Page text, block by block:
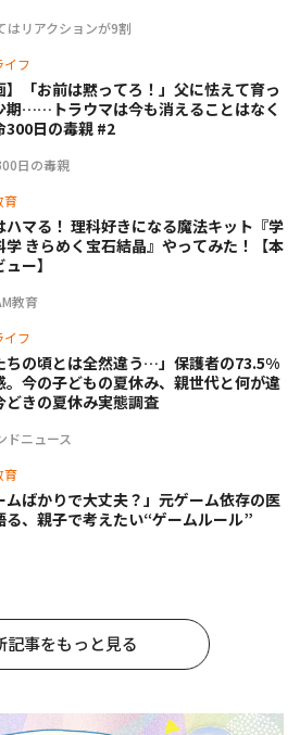
はリアクションが9割
イフ
日の毒親
】「お前は黙ってろ！」父に怯えて育っ
期……トラウマは今も消えることはなく
300日の毒親 #2
育
教育
ハマる！ 理科好きになる魔法キット『学
学 きらめく宝石結晶』やってみた！【本
ー】
イフ
ドニュース
ちの頃とは全然違う…」保護者の73.5%
。今の子どもの夏休み、親世代と何が違
どきの夏休み実態調査
育
ムばかりで大丈夫？」元ゲーム依存の医
る、親子で考えたい“ゲームルール”
記事をもっと見る